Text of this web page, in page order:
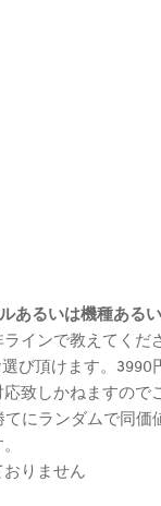
るいは機種ある
インで教えてくだ
び頂けます。
致しかねますので
にランダムで同価
りません